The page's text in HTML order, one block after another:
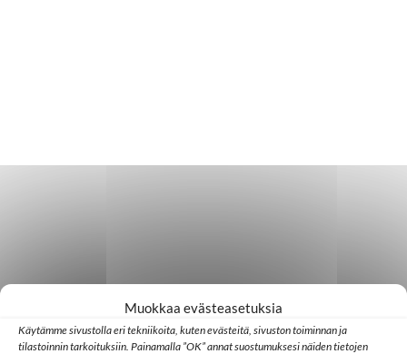
Muokkaa evästeasetuksia
Käytämme sivustolla eri tekniikoita, kuten evästeitä, sivuston toiminnan ja
tilastoinnin tarkoituksiin. Painamalla ”OK” annat suostumuksesi näiden tietojen